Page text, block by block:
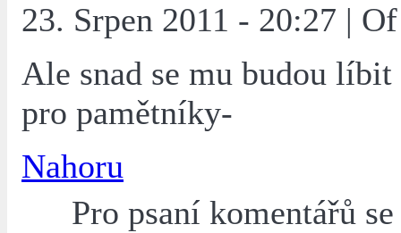
23. Srpen 2011 - 20:27 |
Ale snad se mu budou
pro pamětníky-
Nahoru
Pro psaní komentářů